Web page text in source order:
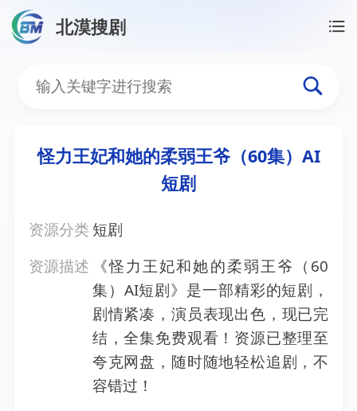
北漠搜剧
怪力王妃和她的柔弱王爷
怪力王妃和她的柔弱王爷（60集）AI
短剧
资源分类 短剧
资源描述
《怪力王妃和她的柔弱王爷（60
集）AI短剧》是一部精彩的短剧，
剧情紧凑，演员表现出色，现已完
结，全集免费观看！资源已整理至
夸克网盘，随时随地轻松追剧，不
容错过！